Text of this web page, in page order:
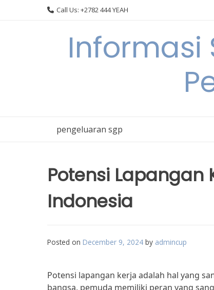
Call Us: +2782 444 YEAH
Informasi
pengeluaran sgp
Potensi Lapangan
Indonesia
Posted on December 9, 2024 by admincup
Potensi lapangan kerja adalah hal yang
bangsa, pemuda memiliki peran yang